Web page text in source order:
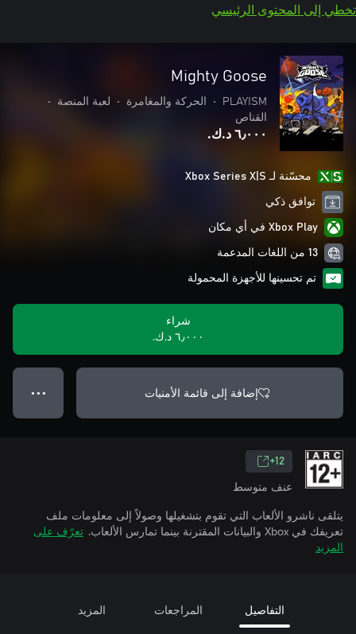
تخطي إلى المحتوى الرئيسي
Mighty Goose
PLAYISM
• الحركة والمغامرة • لعبة المنصة
•
القناص
٦٫٠٠٠ د.ك.‏
محسّنة لـ Xbox Series X|S
توافق ذكي
Xbox Play في أي مكان
13 من اللغات المدعمة
تم تحسينها للأجهزة المحمولة
شراء
٦٫٠٠٠ د.ك.‏
إضافة إلى قائمة الأمنيات ● ● ●
12+
عنف متوسط
يتلقى ناشرو الألعاب التي تقوم بتشغيلها وصولاً إلى معلومات ملف
تعريفك في Xbox والبيانات المقترنة بينما تمارس الألعاب.
تعرّف على
المزيد
التفاصيل المراجعات المزيد